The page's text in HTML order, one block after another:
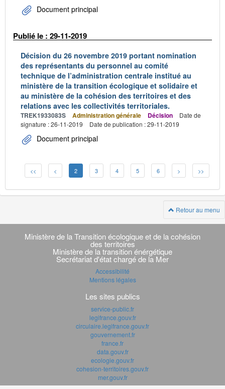
Document principal
Publié le : 29-11-2019
Décision du 26 novembre 2019 portant nomination
des représentants du personnel au comité
technique de l’administration centrale institué au
ministère de la transition écologique et solidaire et
au ministère de la cohésion des territoires et des
relations avec les collectivités territoriales.
TREK1933083S Administration générale Décision
Date de
signature : 26-11-2019
Date de publication : 29-11-2019
Document principal
<< < 2 3 4 5 6 > >>
Retour au menu
Navigation
transverse
Ministère de la Transition écologique et de la cohésion
des territoires
Ministère de la transition énérgétique
Secrétariat d'état chargé de la Mer
Accessibilité
Mentions légales
Les sites publics
service-public.fr
legifrance.gouv.fr
circulaire.legifrance.gouv.fr
gouvernement.fr
france.fr
data.gouv.fr
ecologie.gouv.fr
cohesion-territoires.gouv.fr
mer.gouv.fr